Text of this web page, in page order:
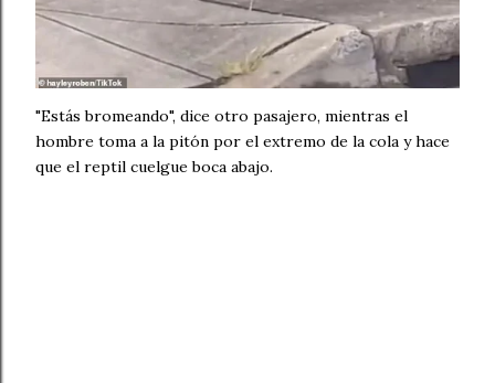
"Estás bromeando", dice otro pasajero, mientras el
hombre toma a la pitón por el extremo de la cola y hace
que el reptil cuelgue boca abajo.